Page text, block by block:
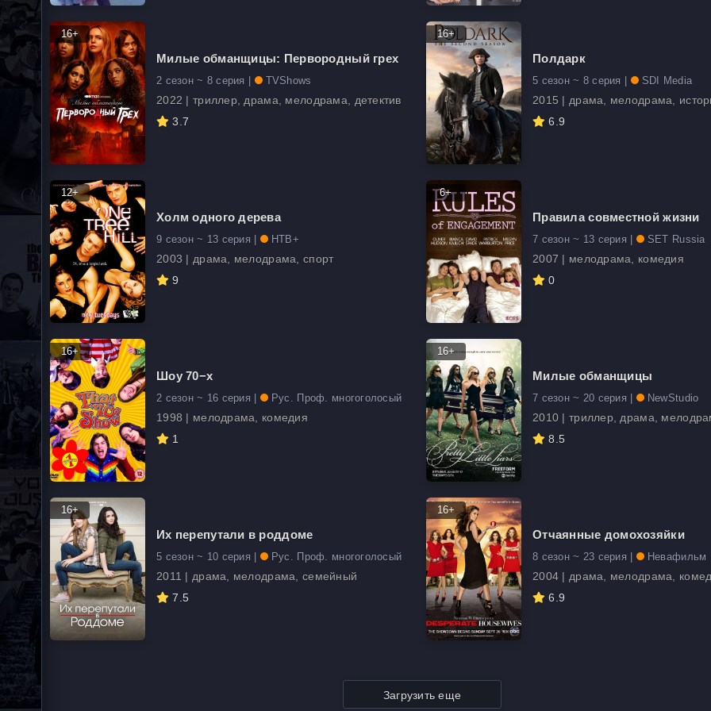
16+
Милые обманщицы: Первородный грех
2 сезон ~ 8 серия | TVShows
2022 | триллер, драма, мелодрама, детектив
3.7
16+
Полдарк
5 сезон ~ 8 серия | SDI Media
2015 | драма, мелодрама,
6.9
12+
Холм одного дерева
9 сезон ~ 13 серия | НТВ+
2003 | драма, мелодрама, спорт
9
6+
Правила совместной жизни
7 сезон ~ 13 серия | SET Russia
2007 | мелодрама, комедия
0
16+
Шоу 70−х
2 сезон ~ 16 серия | Рус. Проф. многоголосый
1998 | мелодрама, комедия
1
16+
Милые обманщицы
7 сезон ~ 20 серия | NewStudio
2010 | триллер, драма,
8.5
16+
Их перепутали в роддоме
5 сезон ~ 10 серия | Рус. Проф. многоголосый
2011 | драма, мелодрама, семейный
7.5
16+
Отчаянные домохозяйки
8 сезон ~ 23 серия | Невафильм
2004 | драма, мелодрама,
6.9
Загрузить еще